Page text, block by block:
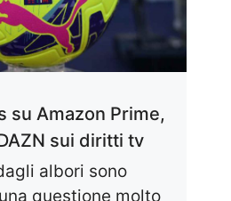
su Amazon Prime,
sui diritti tv
albori sono
questione molto